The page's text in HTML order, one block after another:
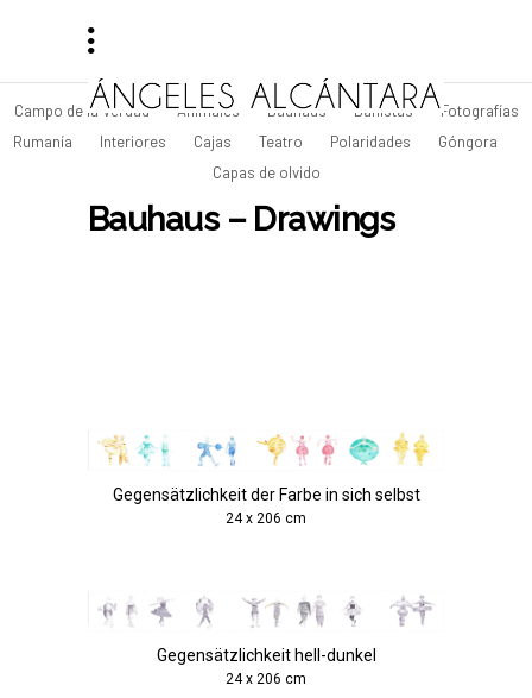
Campo de la Verdad Animales Bauhaus Bañistas
Fotografías
Rumanía
Interiores Cajas Teatro Polaridades
Góngora
Capas de olvido
Bauhaus – Drawings
Gegensätzlichkeit der Farbe in sich selbst
24 x 206 cm
Gegensätzlichkeit hell-dunkel
24 x 206 cm